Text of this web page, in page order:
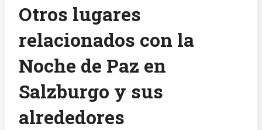
Otros lugares
relacionados con la
Noche de Paz en
Salzburgo y sus
alrededores